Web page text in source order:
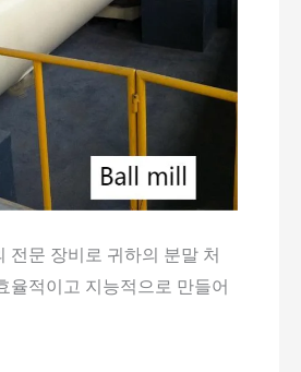
전문 장비로 귀하의 분말 처
율적이고 지능적으로 만들어